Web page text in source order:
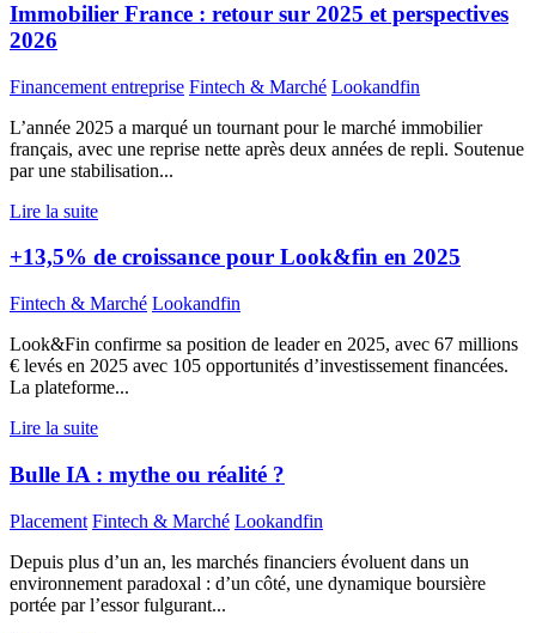
Immobilier France : retour sur 2025 et perspectives
2026
Financement entreprise Fintech & Marché Lookandfin
L’année 2025 a marqué un tournant pour le marché immobilier
français, avec une reprise nette après deux années de repli. Soutenue
par une stabilisation...
Lire la suite
+13,5% de croissance pour Look&fin en 2025
Fintech & Marché Lookandfin
Look&Fin confirme sa position de leader en 2025, avec 67 millions
€ levés en 2025 avec 105 opportunités d’investissement financées.
La plateforme...
Lire la suite
Bulle IA : mythe ou réalité ?
Placement Fintech & Marché Lookandfin
Depuis plus d’un an, les marchés financiers évoluent dans un
environnement paradoxal : d’un côté, une dynamique boursière
portée par l’essor fulgurant...